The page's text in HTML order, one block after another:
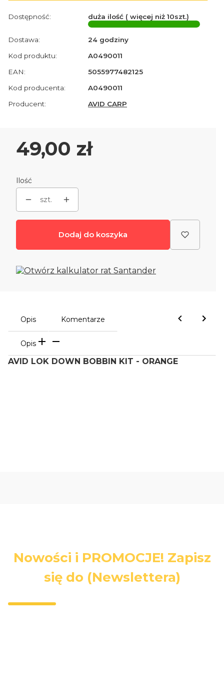
Dostępność: duża ilość ( więcej niż 10szt.)
Dostawa:
24 godziny
Kod produktu:
A0490011
EAN:
5055977482125
Kod producenta:
A0490011
Producent:
AVID CARP
Cena
49,00 zł
Ilość
szt.
Dodaj do koszyka
Opis Komentarze
Opis
AVID LOK DOWN BOBBIN KIT - ORANGE
Nowości i PROMOCJE! Zapisz
się do (Newslettera)